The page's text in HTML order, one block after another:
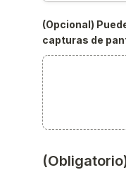
(Opcional)
capturas de